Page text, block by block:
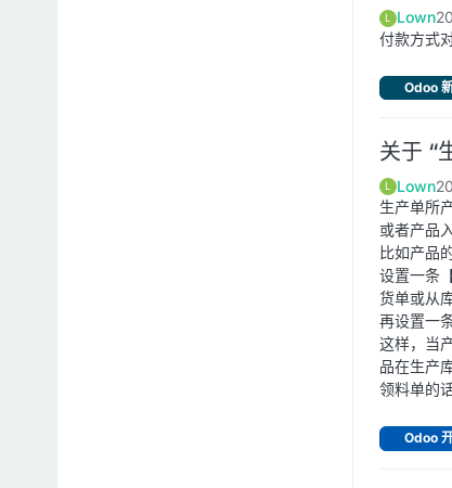
L Lown
付款方式
Odoo
关于 “
L Lown
生产单所
或者产品
比如产品
设置一条
货单或从
再设置一
这样，当
品在生产
领料单的
Odoo